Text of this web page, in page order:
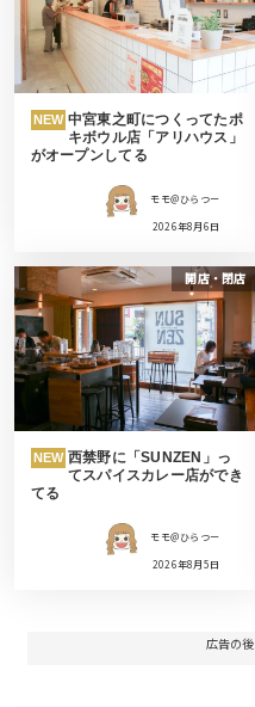
NEW 中宮東之町につくってたポ
キボウル店「アリハウス」
がオープンしてる
モモ＠ひらつー
2026年8月6日
開店・閉店
NEW 西禁野に「SUNZEN」っ
てスパイスカレー店ができ
てる
モモ＠ひらつー
2026年8月5日
広告の